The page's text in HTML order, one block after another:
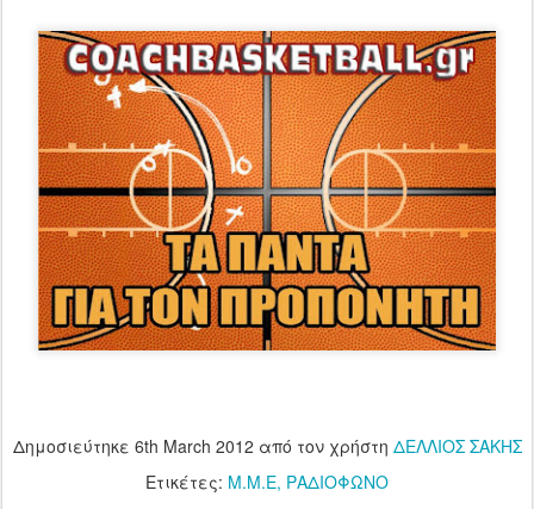
Δημοσιεύτηκε 6th March 2012 από τον χρήστη ΔΕΛΛΙΟΣ ΣΑΚΗΣ
Ετικέτες: Μ.Μ.Ε ΡΑΔΙΟΦΩΝΟ